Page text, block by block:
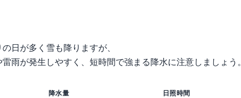
日が多く雪も降りますが、
雨が発生しやすく、短時間で強まる降水に注意しましょう。
降水量 日照時間